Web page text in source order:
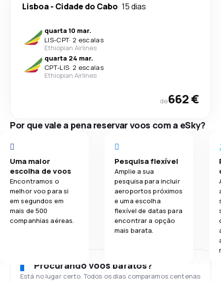
Lisboa- Cidade do Cabo 15 dias
quarta 10 mar.
LIS-CPT· 2 escalas
Ethiopian Airlines
quarta 24 mar.
CPT-LIS· 2 escalas
Ethiopian Airlines
de662 €
Por que vale a pena reservar voos com a eSky?
Uma maior
escolha de voos
Encontramos o
melhor voo para si
em segundos em
mais de 500
companhias aéreas.
Pesquisa flexível
Amplie a sua
pesquisa para incluir
aeroportos próximos
e uma escolha
flexível de datas para
encontrar a opção
mais barata.
Procurando voos baratos?
Está no lugar certo. Todos os dias comparamos centenas